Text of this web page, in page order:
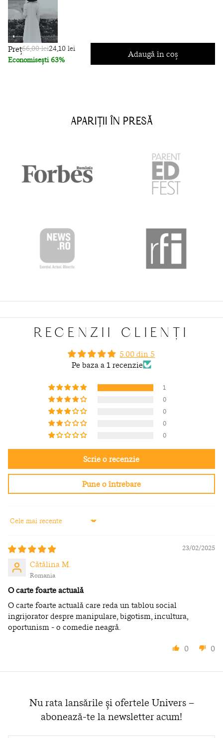
Preț66,00 lei24,10 lei
Economisești 63%
Adaugă în coș
APARIȚII ÎN PRESĂ
RECENZII CLIENȚI
5.00 din 5
Pe baza a 1 recenzie
1
0
0
0
0
Scrie o recenzie
Pune o întrebare
Sort by
23/02/2025
Cătălina M.
Romania
O carte foarte actuală
O carte foarte actuală care reda un tablou social
ingrijorator despre manipulare, bigotism, incultura,
oportunism - o comedie neagră.
0
0
Nu rata lansările și ofertele Univers –
abonează-te la newsletter acum!